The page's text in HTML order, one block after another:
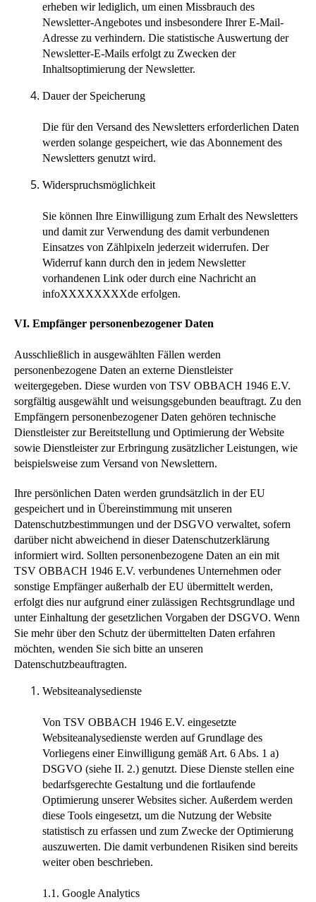
erheben wir lediglich, um einen Missbrauch des
Newsletter-Angebotes und insbesondere Ihrer E-Mail-
Adresse zu verhindern. Die statistische Auswertung der
Newsletter-E-Mails erfolgt zu Zwecken der
Inhaltsoptimierung der Newsletter.
Dauer der Speicherung
Die für den Versand des Newsletters erforderlichen Daten
werden solange gespeichert, wie das Abonnement des
Newsletters genutzt wird.
Widerspruchsmöglichkeit
Sie können Ihre Einwilligung zum Erhalt des Newsletters
und damit zur Verwendung des damit verbundenen
Einsatzes von Zählpixeln jederzeit widerrufen. Der
Widerruf kann durch den in jedem Newsletter
vorhandenen Link oder durch eine Nachricht an
infoXXXXXXXXde erfolgen.
VI. Empfänger personenbezogener Daten
Ausschließlich in ausgewählten Fällen werden
personenbezogene Daten an externe Dienstleister
weitergegeben. Diese wurden von TSV OBBACH 1946 E.V.
sorgfältig ausgewählt und weisungsgebunden beauftragt. Zu den
Empfängern personenbezogener Daten gehören technische
Dienstleister zur Bereitstellung und Optimierung der Website
sowie Dienstleister zur Erbringung zusätzlicher Leistungen, wie
beispielsweise zum Versand von Newslettern.
Ihre persönlichen Daten werden grundsätzlich in der EU
gespeichert und in Übereinstimmung mit unseren
Datenschutzbestimmungen und der DSGVO verwaltet, sofern
darüber nicht abweichend in dieser Datenschutzerklärung
informiert wird. Sollten personenbezogene Daten an ein mit
TSV OBBACH 1946 E.V. verbundenes Unternehmen oder
sonstige Empfänger außerhalb der EU übermittelt werden,
erfolgt dies nur aufgrund einer zulässigen Rechtsgrundlage und
unter Einhaltung der gesetzlichen Vorgaben der DSGVO. Wenn
Sie mehr über den Schutz der übermittelten Daten erfahren
möchten, wenden Sie sich bitte an unseren
Datenschutzbeauftragten.
Websiteanalysedienste
Von TSV OBBACH 1946 E.V. eingesetzte
Websiteanalysedienste werden auf Grundlage des
Vorliegens einer Einwilligung gemäß Art. 6 Abs. 1 a)
DSGVO (siehe II. 2.) genutzt. Diese Dienste stellen eine
bedarfsgerechte Gestaltung und die fortlaufende
Optimierung unserer Websites sicher. Außerdem werden
diese Tools eingesetzt, um die Nutzung der Website
statistisch zu erfassen und zum Zwecke der Optimierung
auszuwerten. Die damit verbundenen Risiken sind bereits
weiter oben beschrieben.
1.1. Google Analytics